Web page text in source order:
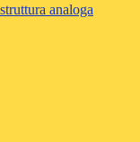
analoga